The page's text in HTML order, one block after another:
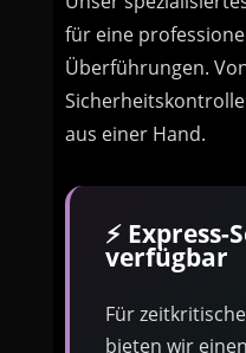
für eine
Überführungen.
aus einer Hand.
⚡ Express-
verfügbar
Für
bieten wir